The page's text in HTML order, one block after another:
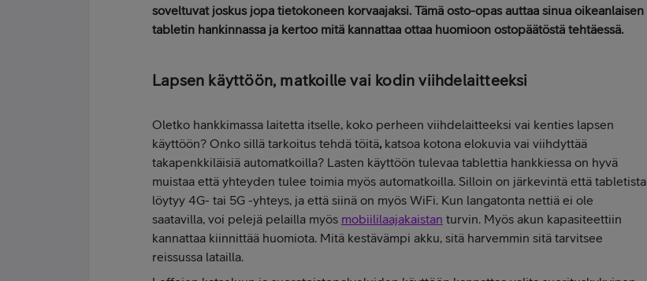
soveltuvat joskus jopa tietokoneen korvaajaksi. Tämä osto-opas auttaa sinua oikeanlaisen
tabletin hankinnassa ja kertoo mitä kannattaa ottaa huomioon ostopäätöstä tehtäessä.
Lapsen käyttöön, matkoille vai kodin viihdelaitteeksi
Oletko hankkimassa laitetta itselle, koko perheen viihdelaitteeksi vai kenties lapsen
käyttöön? Onko sillä tarkoitus tehdä töitä, katsoa kotona elokuvia vai viihdyttää
takapenkkiläisiä automatkoilla? Lasten käyttöön tulevaa tablettia hankkiessa on hyvä
muistaa että yhteyden tulee toimia myös automatkoilla. Silloin on järkevintä että tabletista
löytyy 4G- tai 5G -yhteys, ja että siinä on myös WiFi. Kun langatonta nettiä ei ole
saatavilla, voi pelejä pelailla myös mobiililaajakaistan turvin. Myös akun kapasiteettiin
kannattaa kiinnittää huomiota. Mitä kestävämpi akku, sitä harvemmin sitä tarvitsee
reissussa latailla.